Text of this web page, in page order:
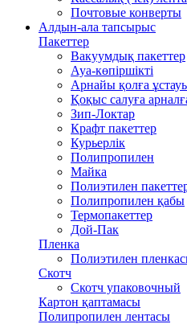
Почтовые конверты
Алдын-ала тапсырыс
Пакеттер
Вакуумдық пакеттер
Ауа-көпіршікті
Арнайы қолға
Қоқыс салуға
Зип-Локтар
Крафт пакеттер
Курьерлік
Полипропилен
Майка
Полиэтилен
Полипропилен қабы
Термопакеттер
Дой-Пак
Пленка
Полиэтилен
Скотч
Скотч упаковочный
Картон қаптамасы
Полипропилен лентасы